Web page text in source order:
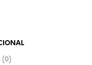
(0)